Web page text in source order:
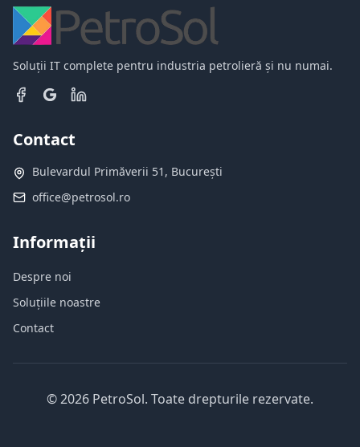
Soluții IT complete pentru industria petrolieră și nu numai.
Contact
Bulevardul Primăverii 51, București
office@petrosol.ro
Informații
Despre noi
Soluțiile noastre
Contact
©2026 PetroSol. Toate drepturile rezervate.